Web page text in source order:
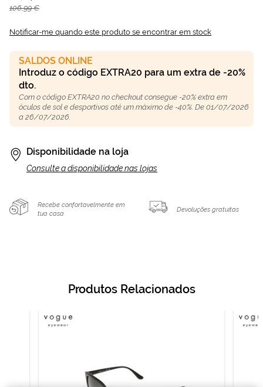
106,99 €
Notificar-me quando este produto se encontrar em stock
SALDOS ONLINE
Introduz o código EXTRA20 para um extra de -20%
dto.
Com o código EXTRA20 no checkout consegue -20% extra em
óculos de sol e desportivos até um máximo de -40%. De 01/07/2026
a 26/07/2026.
Disponibilidade na loja
Consulte a disponibilidade nas lojas
Recebe confortavelmente em
tua casa
Devoluções gratuitas
Produtos Relacionados